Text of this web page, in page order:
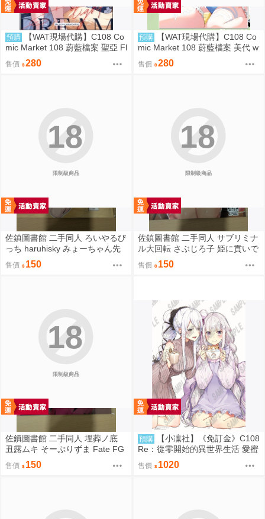
預購
【WAT現場代購】C108 Co
mic Market 108 蔚藍檔案 聖亞 Fl
oating Light
售價 280
預購
【WAT現場代購】C108 Co
mic Market 108 蔚藍檔案 美代 w
ild summer
售價 280
限制級商品
18
佐鎮圖書館 二手同人 ろいやるび
っち haruhisky みょーちゃん先
生かくパコりき 3 小美老師如是
說
售價 150
限制級商品
18
佐鎮圖書館 二手同人 サブリミナ
ル大回転 さぶじろ子 姫に貢いで
搾られたい! Fate FGO
售價 150
限制級商品
18
佐鎮圖書館 二手同人 埋葬ノ底
丑露ムキ そーぷりずま Fate FG
O
售價 150
預購
【小凜社】《免訂金》C108
Re：從零開始的異世界生活 愛蜜
莉雅 艾姬多娜 拉姆 雷姆 B2掛軸
售價 1020